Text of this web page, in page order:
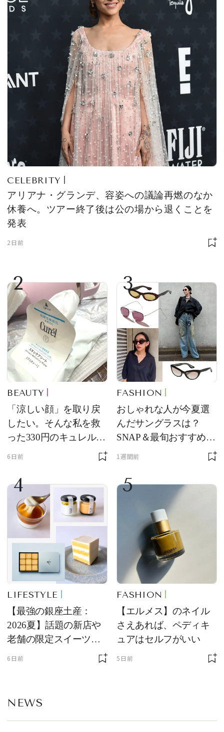
CELEBRITY
アリアナ・グランデ、容姿への議論再燃のなか
休養へ。ツアー終了後は公の場から退くことを
発表
2日前
2
BEAUTY
「涼しい顔」を取り戻
したい。そんな私を救
った330円のキュレル名
6日前
3
FASHION
おしゃれな人が今夏選
んだサングラスは？
SNAP＆最旬おすすめサ
1週間前
4
LIFESTYLE
【最強の銀座土産：
2026夏】話題の新店や
老舗の限定スイーツを
ゲット【＃SPURおやつ
6日前
5
FASHION
【エルメス】のネイル
さえあれば、ペディキ
ュアはセルフがいい
5日前
NEWS